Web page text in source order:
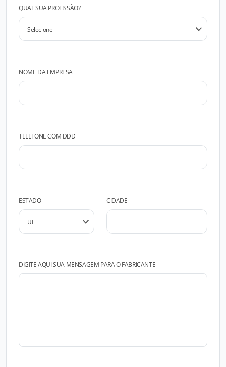
QUAL SUA PROFISSÃO?
NOME DA EMPRESA
TELEFONE COM DDD
ESTADO CIDADE
DIGITE AQUI SUA MENSAGEM PARA O FABRICANTE